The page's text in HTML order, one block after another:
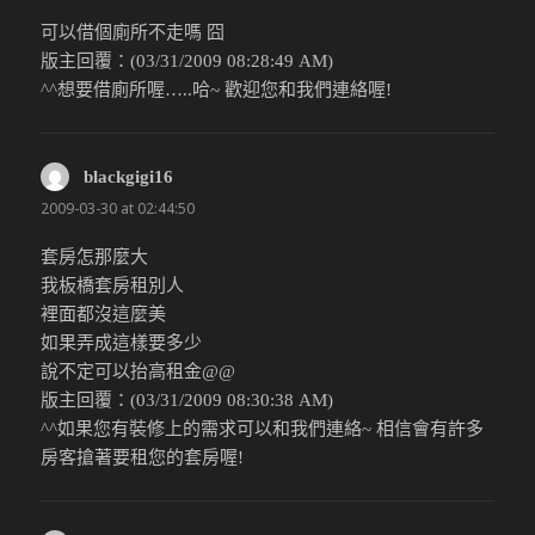
可以借個廁所不走嗎 囧
版主回覆：(03/31/2009 08:28:49 AM)
^^想要借廁所喔…..哈~ 歡迎您和我們連絡喔!
blackgigi16
2009-03-30 at 02:44:50
套房怎那麼大
我板橋套房租別人
裡面都沒這麼美
如果弄成這樣要多少
說不定可以抬高租金@@
版主回覆：(03/31/2009 08:30:38 AM)
^^如果您有裝修上的需求可以和我們連絡~ 相信會有許多
房客搶著要租您的套房喔!